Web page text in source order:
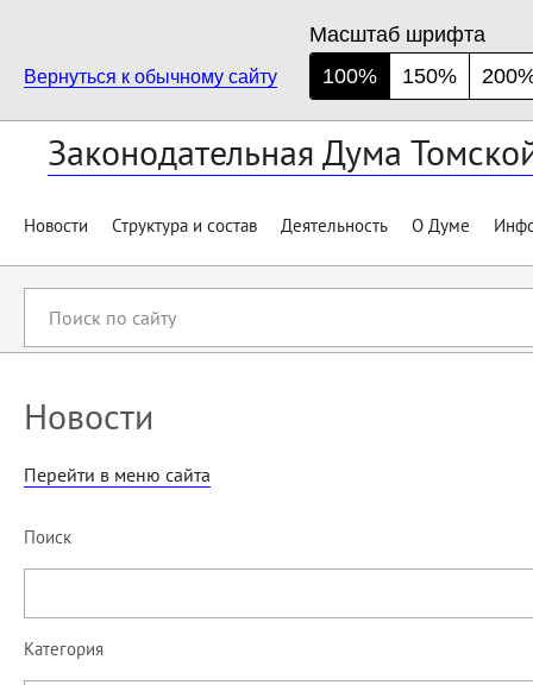
Вернуться к обычному сайту
Масштаб шрифта
100%
150%
Законодательная Дума
Новости Структура и состав Деятельность О Думе
сайту
Новости
Перейти в меню сайта
Поиск
Категория